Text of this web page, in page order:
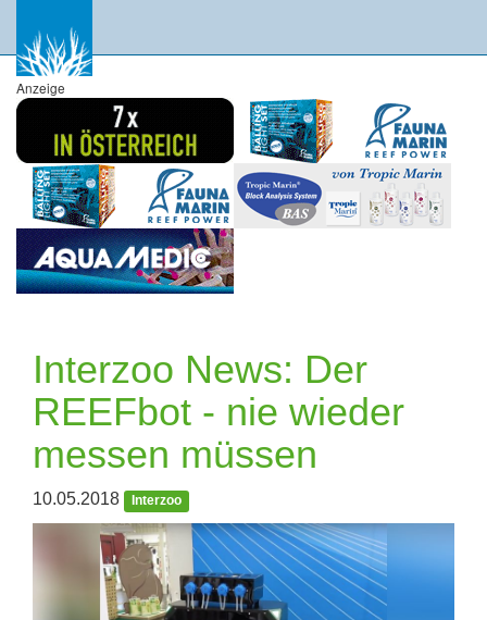
Anzeige
Interzoo News: Der
REEFbot - nie wieder
messen müssen
10.05.2018 Interzoo